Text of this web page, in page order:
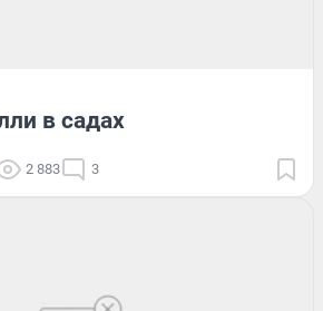
в садах
2 883 3